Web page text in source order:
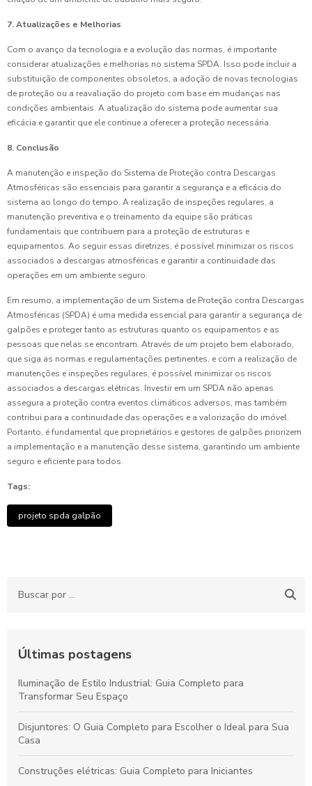
7. Atualizações e Melhorias
Com o avanço da tecnologia e a evolução das normas, é importante
considerar atualizações e melhorias no sistema SPDA. Isso pode incluir a
substituição de componentes obsoletos, a adoção de novas tecnologias
de proteção ou a reavaliação do projeto com base em mudanças nas
condições ambientais. A atualização do sistema pode aumentar sua
eficácia e garantir que ele continue a oferecer a proteção necessária.
8. Conclusão
A manutenção e inspeção do Sistema de Proteção contra Descargas
Atmosféricas são essenciais para garantir a segurança e a eficácia do
sistema ao longo do tempo. A realização de inspeções regulares, a
manutenção preventiva e o treinamento da equipe são práticas
fundamentais que contribuem para a proteção de estruturas e
equipamentos. Ao seguir essas diretrizes, é possível minimizar os riscos
associados a descargas atmosféricas e garantir a continuidade das
operações em um ambiente seguro.
Em resumo, a implementação de um Sistema de Proteção contra Descargas
Atmosféricas (SPDA) é uma medida essencial para garantir a segurança de
galpões e proteger tanto as estruturas quanto os equipamentos e as
pessoas que nelas se encontram. Através de um projeto bem elaborado,
que siga as normas e regulamentações pertinentes, e com a realização de
manutenções e inspeções regulares, é possível minimizar os riscos
associados a descargas elétricas. Investir em um SPDA não apenas
assegura a proteção contra eventos climáticos adversos, mas também
contribui para a continuidade das operações e a valorização do imóvel.
Portanto, é fundamental que proprietários e gestores de galpões priorizem
a implementação e a manutenção desse sistema, garantindo um ambiente
seguro e eficiente para todos.
Tags:
projeto spda galpão
Últimas postagens
Iluminação de Estilo Industrial: Guia Completo para
Transformar Seu Espaço
Disjuntores: O Guia Completo para Escolher o Ideal para Sua
Casa
Construções elétricas: Guia Completo para Iniciantes